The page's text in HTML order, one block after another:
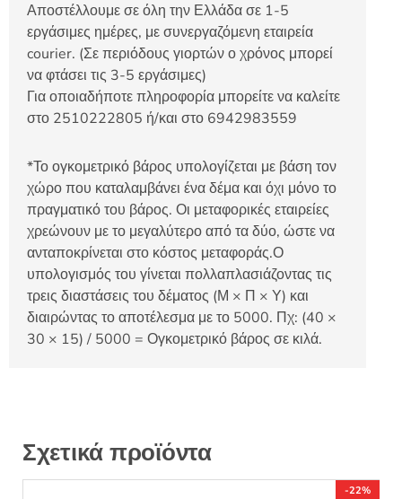
Αποστέλλουμε σε όλη την Ελλάδα σε 1-5
εργάσιμες ημέρες, με συνεργαζόμενη εταιρεία
courier. (Σε περιόδους γιορτών ο χρόνος μπορεί
να φτάσει τις 3-5 εργάσιμες)
Για οποιαδήποτε πληροφορία μπορείτε να καλείτε
στο 2510222805 ή/και στο 6942983559
*Το ογκομετρικό βάρος υπολογίζεται με βάση τον
χώρο που καταλαμβάνει ένα δέμα και όχι μόνο το
πραγματικό του βάρος. Οι μεταφορικές εταιρείες
χρεώνουν με το μεγαλύτερο από τα δύο, ώστε να
ανταποκρίνεται στο κόστος μεταφοράς.Ο
υπολογισμός του γίνεται πολλαπλασιάζοντας τις
τρεις διαστάσεις του δέματος (Μ × Π × Υ) και
διαιρώντας το αποτέλεσμα με το 5000. Πχ: (40 ×
30 × 15) / 5000 = Ογκομετρικό βάρος σε κιλά.
Σχετικά προϊόντα
-22%